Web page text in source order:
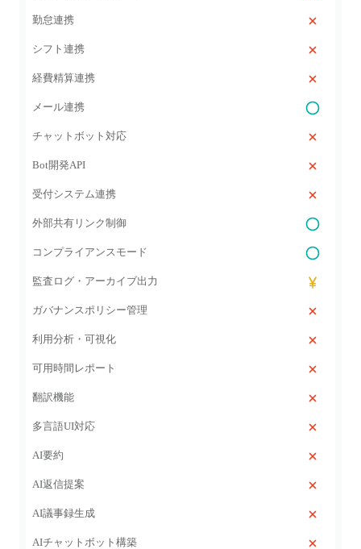
勤怠連携
シフト連携
経費精算連携
メール連携
チャットボット対応
Bot開発API
受付システム連携
外部共有リンク制御
コンプライアンスモード
監査ログ・アーカイブ出力
ガバナンスポリシー管理
利用分析・可視化
可用時間レポート
翻訳機能
多言語UI対応
AI要約
AI返信提案
AI議事録生成
AIチャットボット構築